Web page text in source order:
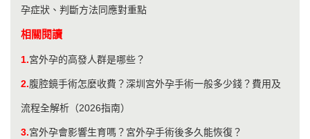
孕症狀、判斷方法同應對重點
相關閱讀
1.宮外孕的高發人群是哪些？
2.腹腔鏡手術怎麼收費？深圳宮外孕手術一般多少錢？費用及
流程全解析（2026指南）
3.宮外孕會影響生育嗎？宮外孕手術後多久能恢復？